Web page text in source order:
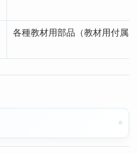
各種教材用部品（教材用付属